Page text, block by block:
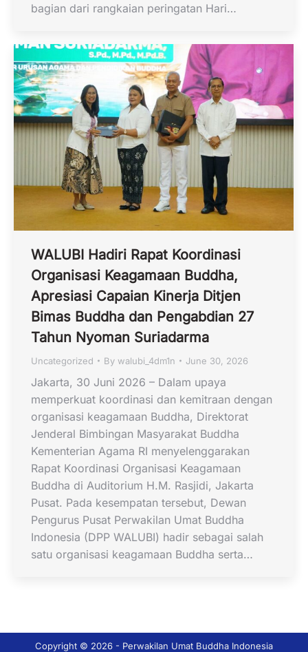
bagian dari rangkaian peringatan Hari…
WALUBI Hadiri Rapat Koordinasi
Organisasi Keagamaan Buddha,
Apresiasi Capaian Kinerja Ditjen
Bimas Buddha dan Pengabdian 27
Tahun Nyoman Suriadarma
Uncategorized By walubi_4dm1n June 30, 2026
Jakarta, 30 Juni 2026 – Dalam upaya
memperkuat koordinasi dan kemitraan dengan
organisasi keagamaan Buddha, Direktorat
Jenderal Bimbingan Masyarakat Buddha
Kementerian Agama RI menyelenggarakan
Rapat Koordinasi Organisasi Keagamaan
Buddha di Auditorium H.M. Rasjidi, Jakarta
Pusat. Pada kesempatan tersebut, Dewan
Pengurus Pusat Perwakilan Umat Buddha
Indonesia (DPP WALUBI) hadir sebagai salah
satu organisasi keagamaan Buddha serta…
Copyright © 2026 - Perwakilan Umat Buddha Indonesia